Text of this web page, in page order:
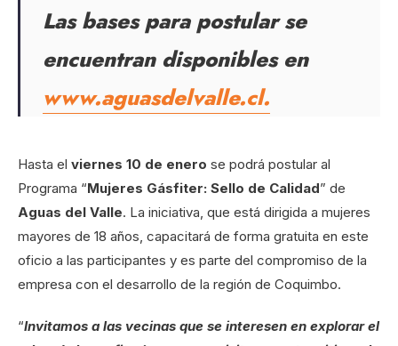
Las bases para postular se
encuentran disponibles en
www.aguasdelvalle.cl.
Hasta el viernes 10 de enero se podrá postular al
Programa “Mujeres Gásfiter: Sello de Calidad” de
Aguas del Valle. La iniciativa, que está dirigida a mujeres
mayores de 18 años, capacitará de forma gratuita en este
oficio a las participantes y es parte del compromiso de la
empresa con el desarrollo de la región de Coquimbo.
“Invitamos a las vecinas que se interesen en explorar el